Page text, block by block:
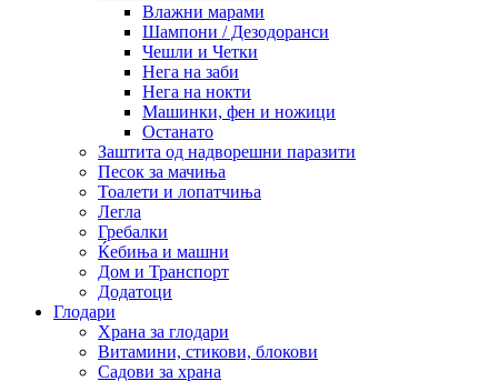
Влажни марами
Шампони / Дезодоранси
Чешли и Четки
Нега на заби
Нега на нокти
Машинки, фен и ножици
Останато
Заштита од надворешни паразити
Песок за мачиња
Тоалети и лопатчиња
Легла
Гребалки
Ќебиња и машни
Дом и Транспорт
Додатоци
Глодари
Храна за глодари
Витамини, стикови, блокови
Садови за храна